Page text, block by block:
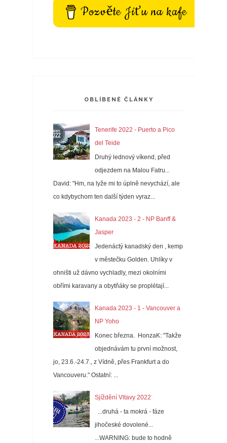
Pozvěte Jíťu na kafe
OBLÍBENÉ ČLÁNKY
Tenerife 2022 - Puerto a Pico
del Teide
Druhý lednový víkend, před
odjezdem na Malou Fatru...
David: "Hm, na lyže mi to úplně nevychází, ale
co kdybychom ten další týden vyraz...
Kanada 2023 - 2 - NP Banff &
Jasper
Jedenáctý kanadský den , kemp
v městečku Golden. Uhlíky v
ohništi už dávno vychladly, mezi okolními
obřími karavany a obytňáky se proplétají...
Kanada 2023 - 1 - Vancouver a
NP Yoho
Konec března. HonzaK: "Takže
objednávám tu první možnost,
jo, 23.6.-24.7., z Vídně, přes Frankfurt a do
Vancouveru." Ostatní: ...
Sjíždění Vltavy 2022
...druhá - ta mokrá - fáze
jihočeské dovolené...
...WARNING: bude to hodně